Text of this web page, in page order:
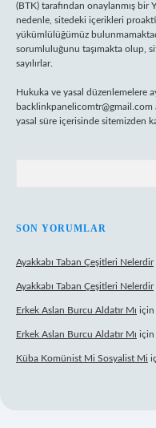
(BTK) tarafından onaylanmış bir
nedenle, sitedeki içerikleri
yükümlülüğümüz
sorumluluğunu taşımakta olup,
sayılırlar.
Hukuka ve yasal düzenlemelere
backlinkpanelicomtr@gmail.com
yasal süre içerisinde sitemizden
SON YORUMLAR
Ayakkabı Taban Çeşitleri Nelerdir
Ayakkabı Taban Çeşitleri Nelerdir
Erkek Aslan Burcu Aldatır Mı için
Erkek Aslan Burcu Aldatır Mı için
Küba Komünist Mi Sosyalist Mi